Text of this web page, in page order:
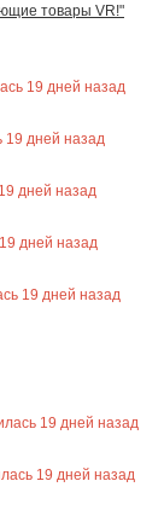
товары VR!"
19 дней назад
19 дней назад
19 дней назад
19 дней назад
19 дней назад
19 дней назад
19 дней назад